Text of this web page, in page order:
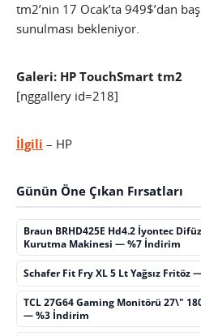
tm2’nin 17 Ocak’ta 949$’dan
sunulması bekleniyor.
Galeri: HP TouchSmart tm2
[nggallery id=218]
İlgili – HP
Günün Öne Çıkan Fırsatları
Braun BRHD425E Hd4.2 İyontec
Kurutma Makinesi — %7 İndirim
Schafer Fit Fry XL 5 Lt Yağsız Fritöz
TCL 27G64 Gaming Monitörü 27\"
— %3 İndirim